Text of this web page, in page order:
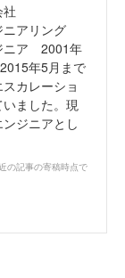
アリング
ニア 2001年
年5月まで
カレーショ
ました。現
ジニアとし
の記事の寄稿時点で